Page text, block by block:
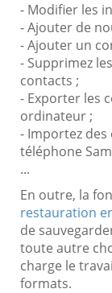
- Modifier les
- Ajouter de
- Ajouter un
- Supprimez
contacts ;
- Exporter les
ordinateur ;
- Importez
téléphone
...
En outre, la
restauration
de
toute autre
charge le
formats.